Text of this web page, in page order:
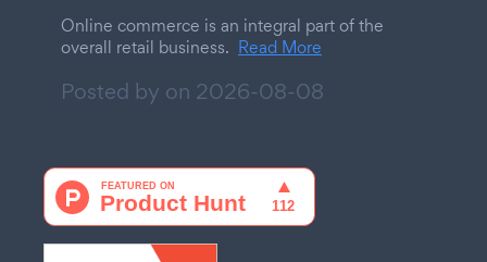
Online commerce is an integral part of the
overall retail business. Read More
Posted by on 2026-08-08